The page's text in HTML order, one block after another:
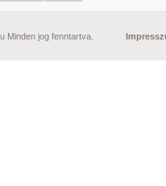
Minden jog fenntartva.